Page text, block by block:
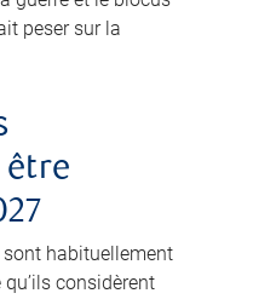
peser sur la
être
habituellement
considèrent